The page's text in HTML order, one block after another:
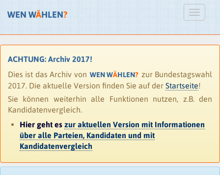
WEN WÄHLEN?
ACHTUNG: Archiv 2017!
Dies ist das Archiv von WEN WÄHLEN? zur Bundestagswahl
2017. Die aktuelle Version finden Sie auf der Startseite!
Sie können weiterhin alle Funktionen nutzen, z.B. den
Kandidatenvergleich.
Hier geht es zur aktuellen Version mit Informationen
über alle Parteien, Kandidaten und mit
Kandidatenvergleich